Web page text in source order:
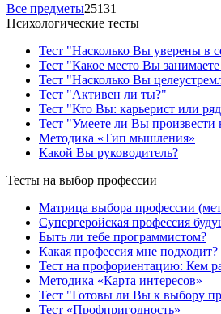
Все предметы25131
Психологические тесты
Тест "Насколько Вы уверены в
Тест "Какое место Вы
Тест "Насколько Вы
Тест "Активен ли ты?"
Тест "Кто Вы: карьерист или
Тест "Умеете ли Вы произвести
Методика «Тип мышления»
Какой Вы руководитель?
Тесты на выбор профессии
Матрица выбора профессии
Супергеройская профессия
Быть ли тебе программистом?
Какая профессия мне подходит?
Тест на профориентацию: Кем
Методика «Карта интересов»
Тест "Готовы ли Вы к выбору
Тест «Профпригодность»